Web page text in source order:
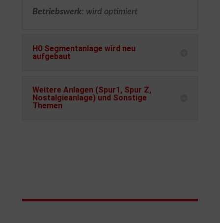
Betriebswerk: wird optimiert
H0 Segmentanlage wird neu
aufgebaut
Weitere Anlagen (Spur1, Spur Z,
Nostalgieanlage) und Sonstige
Themen